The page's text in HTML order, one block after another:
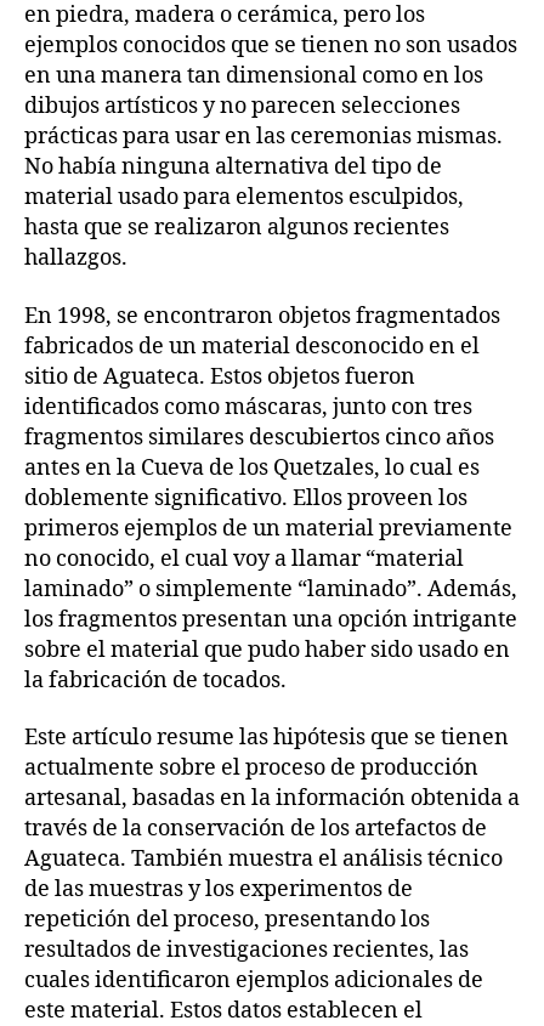
en piedra, madera o cerámica, pero los
ejemplos conocidos que se tienen no son usados
en una manera tan dimensional como en los
dibujos artísticos y no parecen selecciones
prácticas para usar en las ceremonias mismas.
No había ninguna alternativa del tipo de
material usado para elementos esculpidos,
hasta que se realizaron algunos recientes
hallazgos.
En 1998, se encontraron objetos fragmentados
fabricados de un material desconocido en el
sitio de Aguateca. Estos objetos fueron
identificados como máscaras, junto con tres
fragmentos similares descubiertos cinco años
antes en la Cueva de los Quetzales, lo cual es
doblemente significativo. Ellos proveen los
primeros ejemplos de un material previamente
no conocido, el cual voy a llamar “material
laminado” o simplemente “laminado”. Además,
los fragmentos presentan una opción intrigante
sobre el material que pudo haber sido usado en
la fabricación de tocados.
Este artículo resume las hipótesis que se tienen
actualmente sobre el proceso de producción
artesanal, basadas en la información obtenida a
través de la conservación de los artefactos de
Aguateca. También muestra el análisis técnico
de las muestras y los experimentos de
repetición del proceso, presentando los
resultados de investigaciones recientes, las
cuales identificaron ejemplos adicionales de
este material. Estos datos establecen el